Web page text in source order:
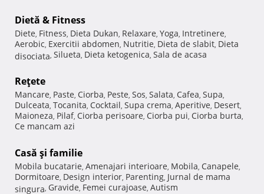
Dietă & Fitness
Diete, Fitness, Dieta Dukan, Relaxare, Yoga, Intretinere,
Aerobic, Exercitii abdomen, Nutritie, Dieta de slabit, Dieta
disociata, Silueta, Dieta ketogenica, Sala de acasa
Reţete
Mancare, Paste, Ciorba, Peste, Sos, Salata, Cafea, Supa,
Dulceata, Tocanita, Cocktail, Supa crema, Aperitive, Desert,
Maioneza, Pilaf, Ciorba perisoare, Ciorba pui, Ciorba burta,
Ce mancam azi
Casă şi familie
Mobila bucatarie, Amenajari interioare, Mobila, Canapele,
Dormitoare, Design interior, Parenting, Jurnal de mama
singura, Gravide, Femei curajoase, Autism